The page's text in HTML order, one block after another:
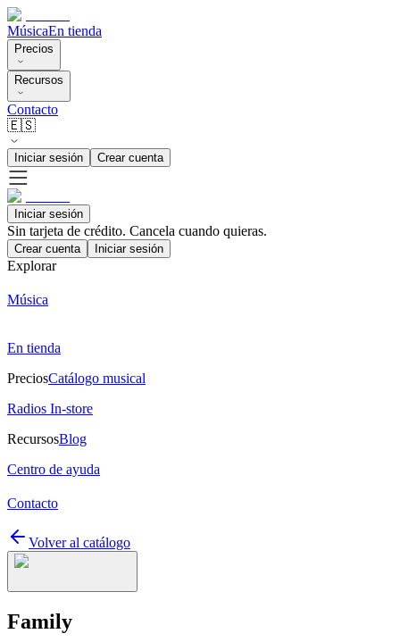
MúsicaEn tienda
Precios
Recursos
Contacto
🇪🇸
Iniciar sesión Crear cuenta
Iniciar sesión
Sin tarjeta de crédito. Cancela cuando quieras.
Crear cuenta Iniciar sesión
Explorar
Música
En tienda
PreciosCatálogo musical
Radios In-store
RecursosBlog
Centro de ayuda
Contacto
Volver al catálogo
Family